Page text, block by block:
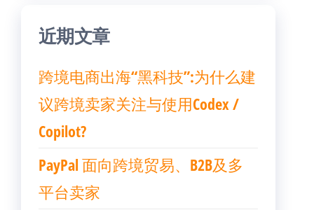
近期文章
跨境电商出海“黑科技”:为什么建
议跨境卖家关注与使用Codex /
Copilot?
PayPal 面向跨境贸易、B2B及多
平台卖家